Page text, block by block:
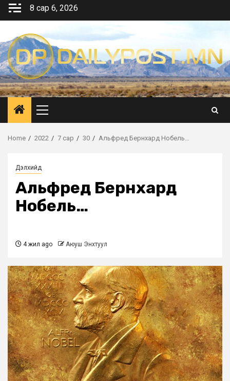
Skip
8 сар 6, 2026
Primary
Menu
Home 2022 7 сар 30 Альфред Бернхард Нобель…
Дэлхийд
Альфред Бернхард
Нобель…
4 жил ago Аюуш Энхтуул